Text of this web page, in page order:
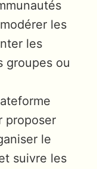
les
les
groupes ou
proposer
le
suivre les